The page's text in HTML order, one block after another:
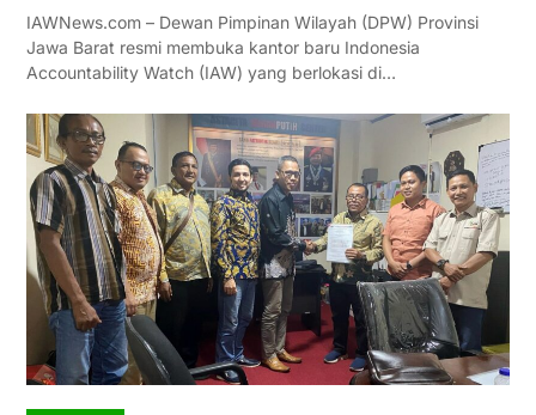
IAWNews.com – Dewan Pimpinan Wilayah (DPW) Provinsi
Jawa Barat resmi membuka kantor baru Indonesia
Accountability Watch (IAW) yang berlokasi di…